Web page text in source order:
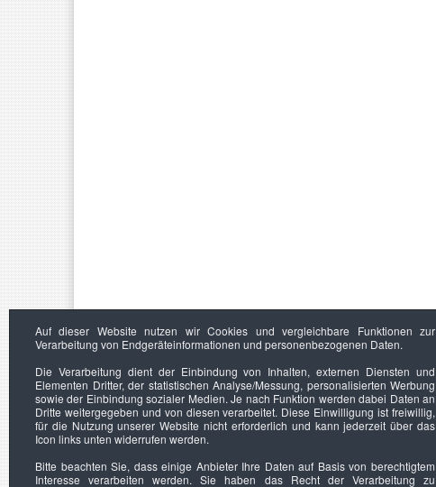
Auf dieser Website nutzen wir Cookies und vergleichbare Funktionen zur
Verarbeitung von Endgeräteinformationen und personenbezogenen Daten.
Die Verarbeitung dient der Einbindung von Inhalten, externen Diensten und
Elementen Dritter, der statistischen Analyse/Messung, personalisierten Werbung
sowie der Einbindung sozialer Medien. Je nach Funktion werden dabei Daten an
Dritte weitergegeben und von diesen verarbeitet. Diese Einwilligung ist freiwillig,
für die Nutzung unserer Website nicht erforderlich und kann jederzeit über das
Icon links unten widerrufen werden.
Bitte beachten Sie, dass einige Anbieter Ihre Daten auf Basis von berechtigtem
Interesse verarbeiten werden. Sie haben das Recht der Verarbeitung zu